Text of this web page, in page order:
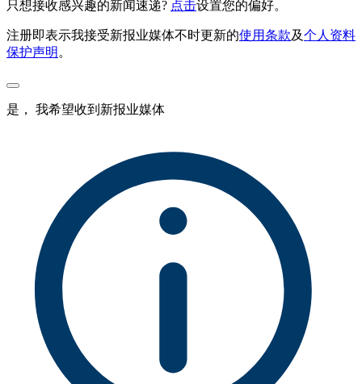
只想接收感兴趣的新闻速递? 点击设置您的偏好。
注册即表示我接受新报业媒体不时更新的使用条款及个人资料
保护声明 。
是， 我希望收到新报业媒体